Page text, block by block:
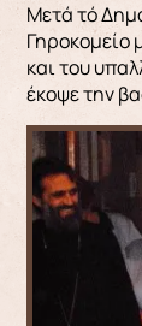
Μετά τό
Γηροκομείο
και του
έκοψε την